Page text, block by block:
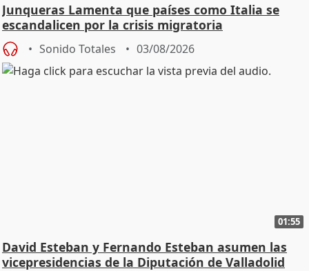
Junqueras Lamenta que países como Italia se
escandalicen por la crisis migratoria
Sonido Totales 03/08/2026
01:55
David Esteban y Fernando Esteban asumen las
vicepresidencias de la Diputación de Valladolid